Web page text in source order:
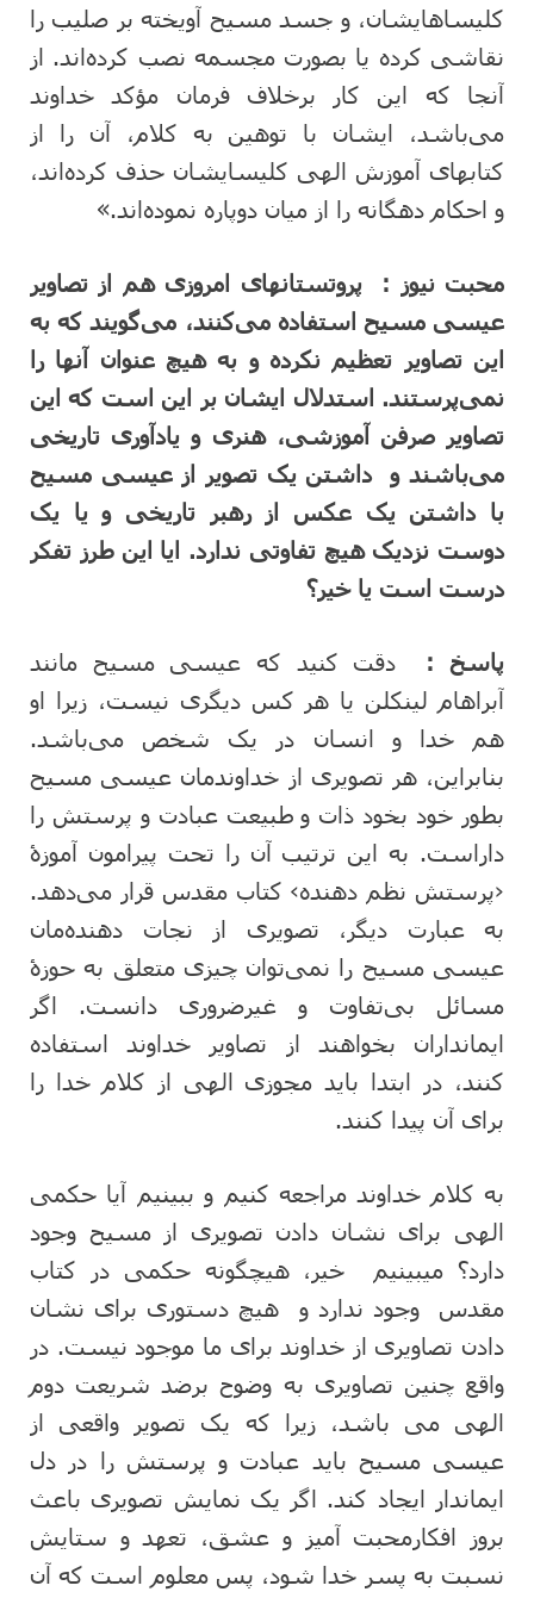
کلیساهایشان، و جسد مسیح آویخته بر صلیب را
نقاشی کرده یا بصورت مجسمه نصب کرده‌اند. از
آنجا که این کار برخلاف فرمان مؤکد خداوند
می‌باشد، ایشان با توهین به کلام، آن را از
کتابهای آموزش الهی کلیسایشان حذف کرده‌اند،
و احکام دهگانه را از میان دوپاره نموده‌اند.»
محبت نیوز : پروتستانهای امروزی هم از تصاویر
عیسی مسیح استفاده می‌کنند، می‌گویند که به
این تصاویر تعظیم نکرده و به هیچ عنوان آنها را
نمی‌پرستند. استدلال ایشان بر این است که این
تصاویر صرفن آموزشی، هنری و یادآوری تاریخی
می‌باشند و داشتن یک تصویر از عیسی مسیح
با داشتن یک عکس از رهبر تاریخی و یا یک
دوست نزدیک هیچ تفاوتی ندارد. ایا این طرز تفکر
درست است یا خیر؟
پاسخ : دقت کنید که عیسی مسیح مانند
آبراهام لینکلن یا هر کس دیگری نیست، زیرا او
هم خدا و انسان در یک شخص می‌باشد.
بنابراین، هر تصویری از خداوندمان عیسی مسیح
بطور خود بخود ذات و طبیعت عبادت و پرستش را
داراست. به این ترتیب آن را تحت پیرامون آموزۀ
‹پرستش نظم دهنده› کتاب مقدس قرار می‌دهد.
به عبارت دیگر، تصویری از نجات دهنده‌مان
عیسی مسیح را نمی‌توان چیزی متعلق به حوزۀ
مسائل بی‌تفاوت و غیرضروری دانست. اگر
ایمانداران بخواهند از تصاویر خداوند استفاده
کنند، در ابتدا باید مجوزی الهی از کلام خدا را
برای آن پیدا کنند.
به کلام خداوند مراجعه کنیم و ببینیم آیا حکمی
الهی برای نشان دادن تصویری از مسیح وجود
دارد؟ میبینیم خیر، هیچگونه حکمی در کتاب
مقدس وجود ندارد و هیچ دستوری برای نشان
دادن تصاویری از خداوند برای ما موجود نیست. در
واقع چنین تصاویری به وضوح برضد شریعت دوم
الهی می باشد، زیرا که یک تصویر واقعی از
عیسی مسیح باید عبادت و پرستش را در دل
ایماندار ایجاد کند. اگر یک نمایش تصویری باعث
بروز افکارمحبت آمیز و عشق، تعهد و ستایش
نسبت به پسر خدا شود، پس معلوم است که آن